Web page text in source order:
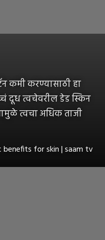
कमी करण्यासाठी हा
दूध त्वचेवरील डेड स्किन
त्वचा अधिक ताजी
benefits for skin | saam tv